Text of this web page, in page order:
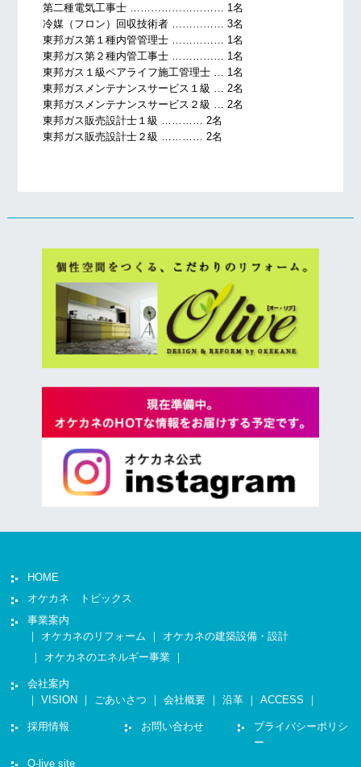
第二種電気工事士 ……………………… 1名
冷媒（フロン）回収技術者 …………… 3名
東邦ガス第１種内管管理士 …………… 1名
東邦ガス第２種内管工事士 …………… 1名
東邦ガス１級ペアライフ施工管理士 … 1名
東邦ガスメンテナンスサービス１級 … 2名
東邦ガスメンテナンスサービス２級 … 2名
東邦ガス販売設計士１級 ………… 2名
東邦ガス販売設計士２級 ………… 2名
HOME
オケカネ トピックス
事業案内
｜ オケカネのリフォーム ｜ オケカネの建築設備・設計
｜ オケカネのエネルギー事業 ｜
会社案内
｜VISION ｜ ごあいさつ ｜会社概要 ｜沿革 ｜ACCESS ｜
採用情報 お問い合わせ
プライバシーポリシ
ー
O-live site